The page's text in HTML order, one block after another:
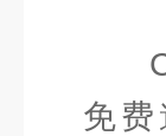
免